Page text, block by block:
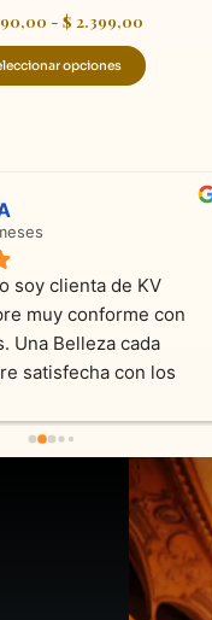
- $ 2.399,00
opciones
soy clienta de KV
muy conforme con
Una Belleza cada
satisfecha con los